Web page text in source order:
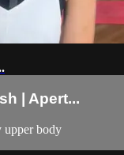
| Apert...
upper body